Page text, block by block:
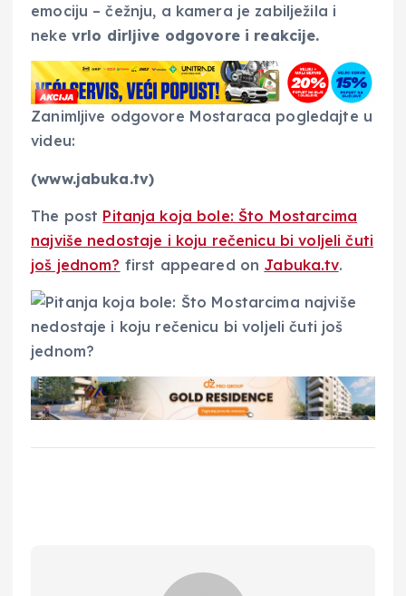
emociju – čežnju, a kamera je zabilježila i
neke vrlo dirljive odgovore i reakcije.
Zanimljive odgovore Mostaraca pogledajte u
videu:
(www.jabuka.tv)
The post Pitanja koja bole: Što Mostarcima
najviše nedostaje i koju rečenicu bi voljeli čuti
još jednom? first appeared on Jabuka.tv.